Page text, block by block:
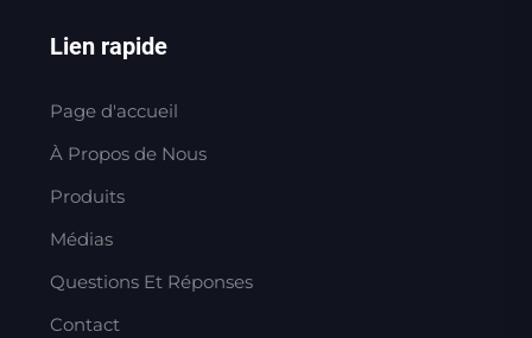
Lien rapide
Page d'accueil
À Propos de Nous
Produits
Médias
Questions Et Réponses
Contact